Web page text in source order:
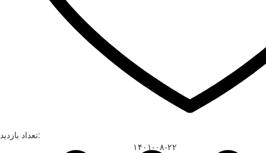
تعداد بازدید:
۱۴۰۱-۰۸-۲۲